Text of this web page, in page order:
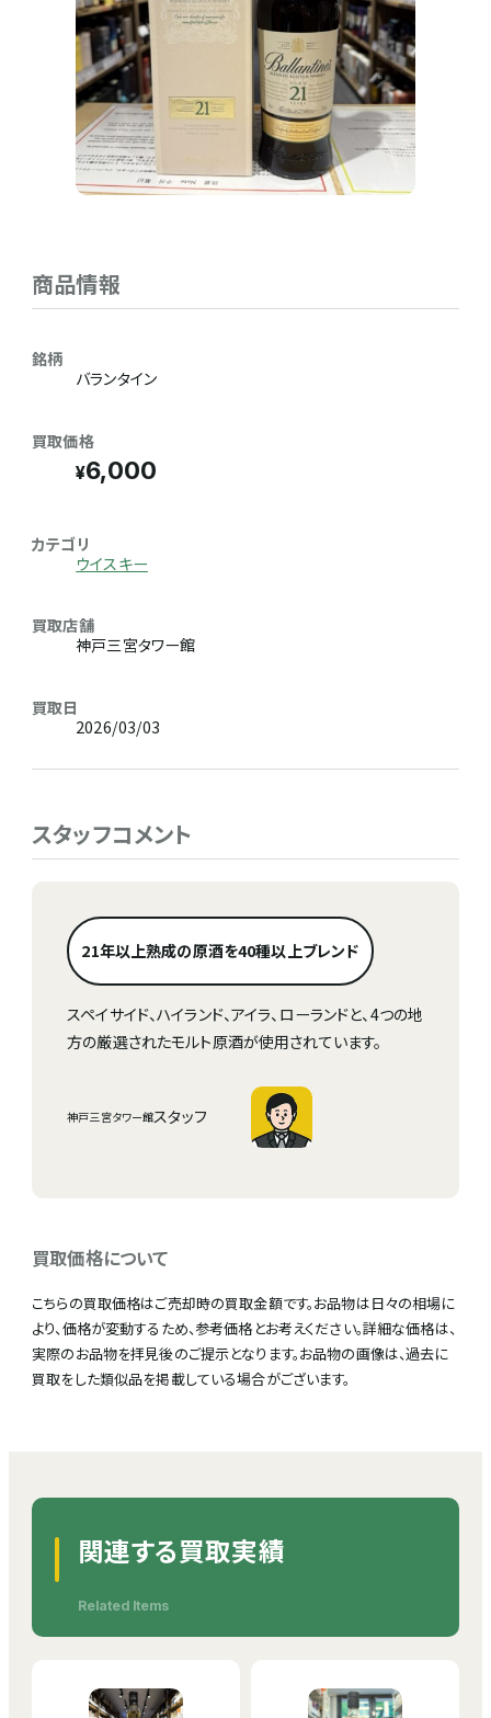
商品情報
銘柄
バランタイン
買取価格
6,000
カテゴリ
ウイスキー
買取店舗
神戸三宮タワー館
買取日
2026/03/03
スタッフコメント
21年以上熟成の原酒を40種以上ブレンド
スペイサイド、ハイランド、アイラ、ローランドと、4つの地
方の厳選されたモルト原酒が使用されています。
神戸三宮タワー館スタッフ
買取価格について
こちらの買取価格はご売却時の買取金額です。お品物は日々の相場に
より、価格が変動するため、参考価格とお考えください。詳細な価格は、
実際のお品物を拝見後のご提示となります。お品物の画像は、過去に
買取をした類似品を掲載している場合がございます。
関連する買取実績
Related Items